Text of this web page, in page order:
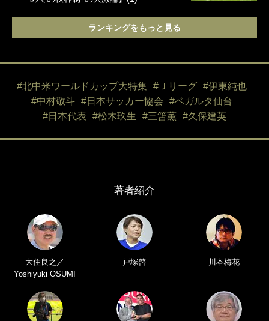
ランキングをもっと見る
#北中米ワールドカップ大特集 #Ｊリーグ
#伊東純也
#中村敬斗
#日本サッカー協会
#ベガルタ仙台
#日本代表
#松木玖生 #三笘薫 #久保建英
著者紹介
大住良之／
Yoshiyuki OSUMI
戸塚啓 川本梅花